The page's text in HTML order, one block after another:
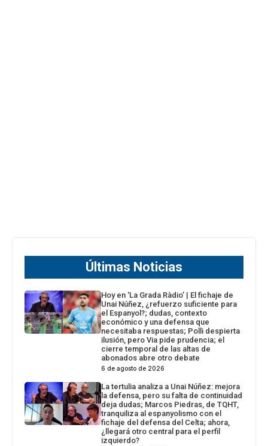
Últimas Noticias
Hoy en ‘La Grada Ràdio’ | El fichaje de
Unai Núñez, ¿refuerzo suficiente para
el Espanyol?; dudas, contexto
económico y una defensa que
necesitaba respuestas; Polli despierta
ilusión, pero Via pide prudencia; el
cierre temporal de las altas de
abonados abre otro debate
6 de agosto de 2026
La tertulia analiza a Unai Núñez: mejora
la defensa, pero su falta de continuidad
deja dudas; Marcos Piedras, de TQHT,
tranquiliza al espanyolismo con el
fichaje del defensa del Celta; ahora,
¿llegará otro central para el perfil
izquierdo?